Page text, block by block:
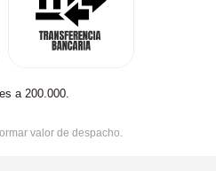
a 200.000.
valor de despacho.